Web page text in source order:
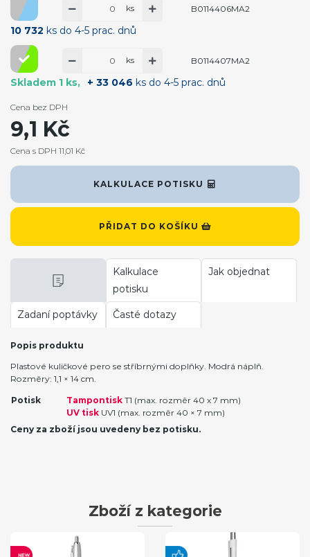
10 732 ks do 4-5 prac. dnů
ks B0114406MA2
Skladem 1 ks + 33 046 ks do 4-5 prac. dnů
ks B0114407MA2
KALKULACE POTISKU
PŘIDAT DO KOŠÍKU
Cena bez DPH
9,1 Kč
Cena s DPH 11,01 Kč
Kalkulace
potisku
Jak objednat
Zadaní poptávky Časté dotazy
Popis produktu
Plastové kuličkové pero se stříbrnými doplňky. Modrá náplň.
Rozměry: 1,1 × 14 cm.
Potisk Tampontisk T1 (max. rozměr 40 x 7 mm)
UV tisk UV1 (max. rozměr 40 × 7 mm)
Ceny za zboží jsou uvedeny bez potisku.
Zboží z kategorie